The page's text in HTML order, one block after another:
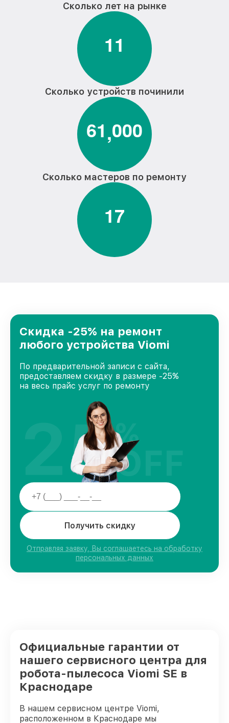
Сколько лет на рынке
11
Сколько устройств починили
61,000
Сколько мастеров по ремонту
17
Скидка -25% на ремонт
любого устройства Viomi
По предварительной записи с сайта,
предоставляем скидку в размере -25%
на весь прайс услуг по ремонту
Получить скидку
Отправляя заявку, Вы соглашаетесь на обработку
персональных данных
25%
OFF
Официальные гарантии от
нашего сервисного центра для
робота-пылесоса Viomi SE в
Краснодаре
В нашем сервисном центре Viomi,
расположенном в Краснодаре мы